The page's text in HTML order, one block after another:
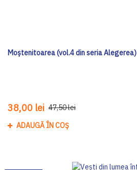
Moștenitoarea (vol.4 din seria Alegerea)
38,00 lei 47,50 lei
ADAUGĂ ÎN COȘ